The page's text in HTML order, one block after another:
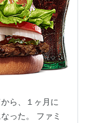
ら、１ヶ月に
った。 ファミ